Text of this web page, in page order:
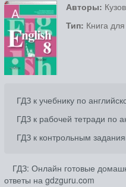
Авторы:
Тип: Книга
ГДЗ к учебнику по
ГДЗ к рабочей тетради по
ГДЗ к контрольным
ГДЗ: Онлайн готовые
ответы на gdzguru.com